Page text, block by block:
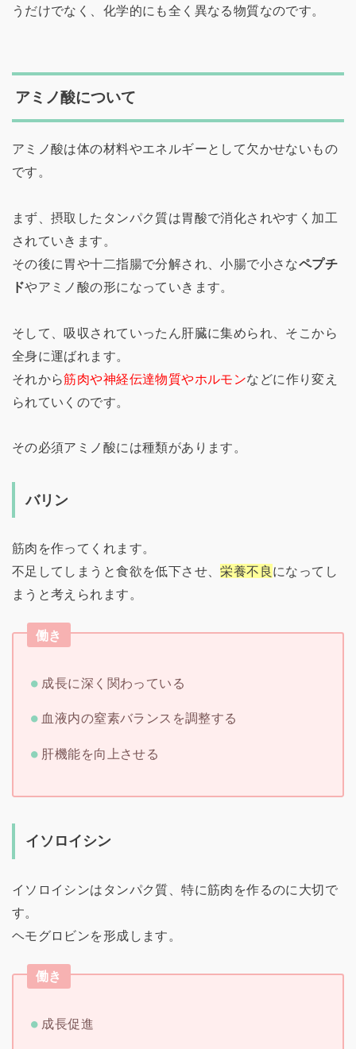
うだけでなく、化学的にも全く異なる物質なのです。
アミノ酸について
アミノ酸は体の材料やエネルギーとして欠かせないもの
です。
まず、摂取したタンパク質は胃酸で消化されやすく加工
されていきます。
その後に胃や十二指腸で分解され、小腸で小さなペプチ
ドやアミノ酸の形になっていきます。
そして、吸収されていったん肝臓に集められ、そこから
全身に運ばれます。
それから筋肉や神経伝達物質やホルモンなどに作り変え
られていくのです。
その必須アミノ酸には種類があります。
バリン
筋肉を作ってくれます。
不足してしまうと食欲を低下させ、栄養不良 になってし
まうと考えられます。
働き
成長に深く関わっている
血液内の窒素バランスを調整する
肝機能を向上させる
イソロイシン
イソロイシンはタンパク質、特に筋肉を作るのに大切で
す。
ヘモグロビンを形成します。
働き
成長促進